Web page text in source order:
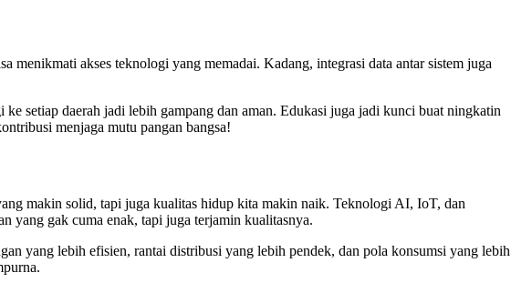
menikmati akses teknologi yang memadai. Kadang, integrasi data antar sistem juga
setiap daerah jadi lebih gampang dan aman. Edukasi juga jadi kunci buat ningkatin
menjaga mutu pangan bangsa!
makin solid, tapi juga kualitas hidup kita makin naik. Teknologi AI, IoT, dan
yang gak cuma enak, tapi juga terjamin kualitasnya.
yang lebih efisien, rantai distribusi yang lebih pendek, dan pola konsumsi yang lebih